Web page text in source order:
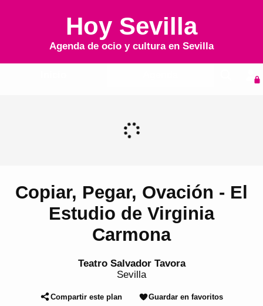
Hoy Sevilla
Agenda de ocio y cultura en Sevilla
Copiar, Pegar, Ovación - El
Estudio de Virginia
Carmona
Teatro Salvador Tavora
Sevilla
Compartir este plan Guardar en favoritos